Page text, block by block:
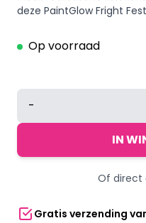
deze PaintGlow Fright
Op voorraad
PaintGlow
Fright
-
IN
Of direct
Gratis verzending